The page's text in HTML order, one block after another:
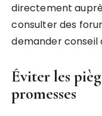
directement
consulter des
demander conseil
Éviter les
promesses